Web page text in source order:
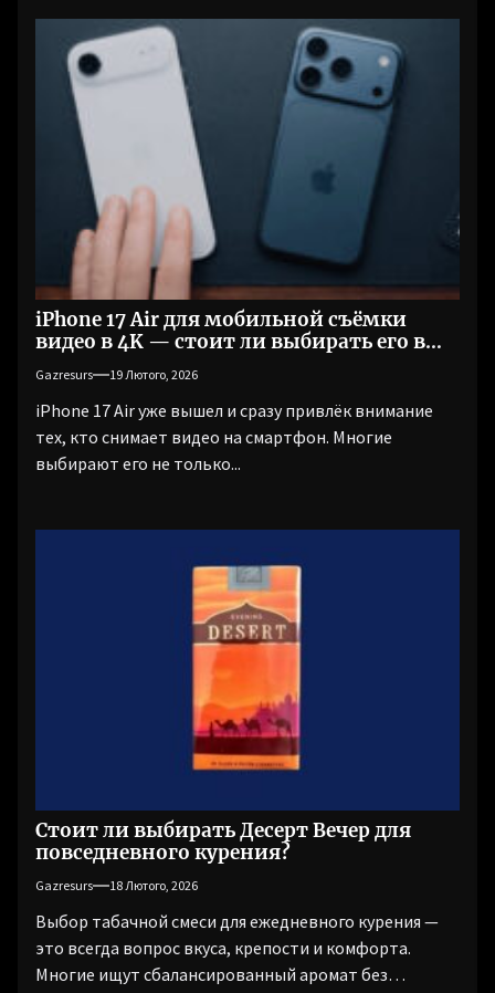
iPhone 17 Air для мобильной съёмки
видео в 4K — стоит ли выбирать его в
Gazresurs 19 Лютого, 2026
iPhone 17 Air уже вышел и сразу привлёк внимание
тех, кто снимает видео на смартфон. Многие
выбирают его не только...
Стоит ли выбирать Десерт Вечер для
повседневного курения?
Gazresurs 18 Лютого, 2026
Выбор табачной смеси для ежедневного курения —
это всегда вопрос вкуса, крепости и комфорта.
Многие ищут сбалансированный аромат без